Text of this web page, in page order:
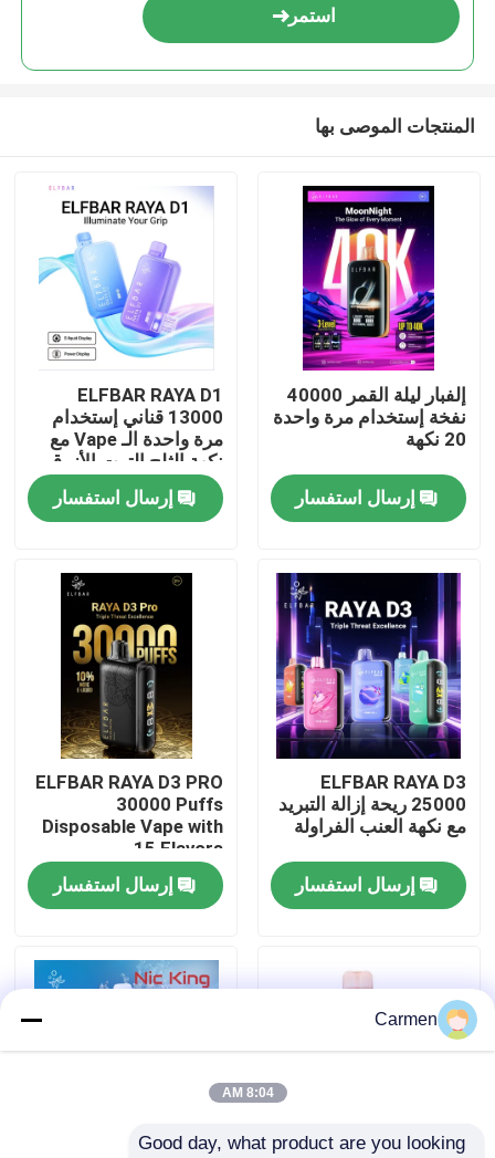
منزل
أشرطة فيديو
حول بنا
جولة في المعمل
ضبط الجودة
طلب اقتباس
ELFBAR الـ Vape
استمر
المنتجات الموصى بها
إلفبار ليلة القمر 40000
نفخة إستخدام مرة واحدة
20 نكهة
إرسال استفسار
ELFBAR RAYA D1
13000 قناني إستخدام
مرة واحدة الـ Vape مع
نكهة الثلج التوت الأزرق
إرسال استفسار
ELFBAR RAYA D3
25000 ريحة إزالة التبريد
مع نكهة العنب الفراولة
إرسال استفسار
ELFBAR RAYA D3 PRO
30000 Puffs
Disposable Vape with
15 Flavors
إرسال استفسار
Carmen
8:04 AM
Good day, what product are you looking